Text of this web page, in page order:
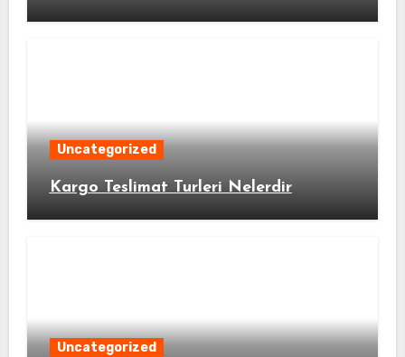
Uncategorized
Kargo Teslimat Turleri Nelerdir
Uncategorized